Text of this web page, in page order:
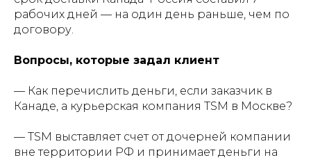
рабочих дней — на один день раньше, чем по
договору.
Вопросы, которые задал клиент
— Как перечислить деньги, если заказчик в
Канаде, а курьерская компания TSM в Москве?
— TSM выставляет счет от дочерней компании
вне территории РФ и принимает деньги на